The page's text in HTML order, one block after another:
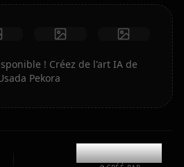
! Créez de l'art IA de
Pekora
@kinayymon